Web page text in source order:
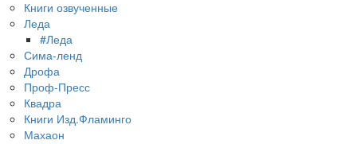
Книги озвученные
Леда
#Леда
Сима-ленд
Дрофа
Проф-Пресс
Квадра
Книги Изд.Фламинго
Махаон